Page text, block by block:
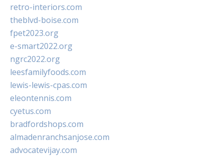
retro-interiors.com
theblvd-boise.com
fpet2023.org
e-smart2022.org
ngrc2022.org
leesfamilyfoods.com
lewis-lewis-cpas.com
eleontennis.com
cyetus.com
bradfordshops.com
almadenranchsanjose.com
advocatevijay.com